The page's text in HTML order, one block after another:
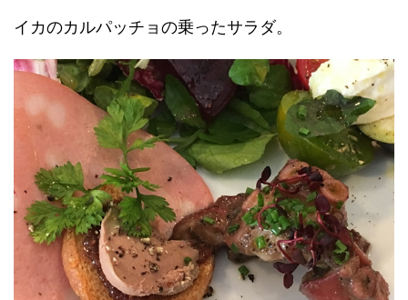
イカのカルパッチョの乗ったサラダ。